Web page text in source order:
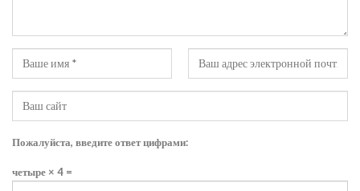
Пожалуйста, введите ответ цифрами:
четыре × 4 =